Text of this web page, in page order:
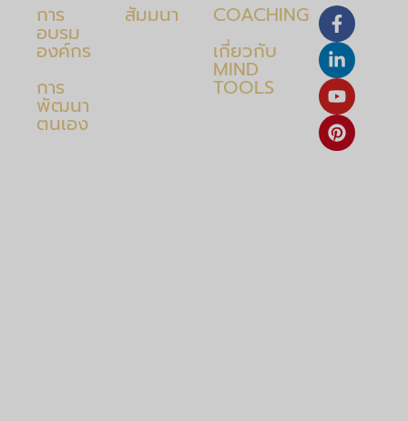
การ
อบรม
องค์กร
การ
พัฒนา
ตนเอง
สัมมนา
COACHING
เกี่ยวกับ
MIND
TOOLS